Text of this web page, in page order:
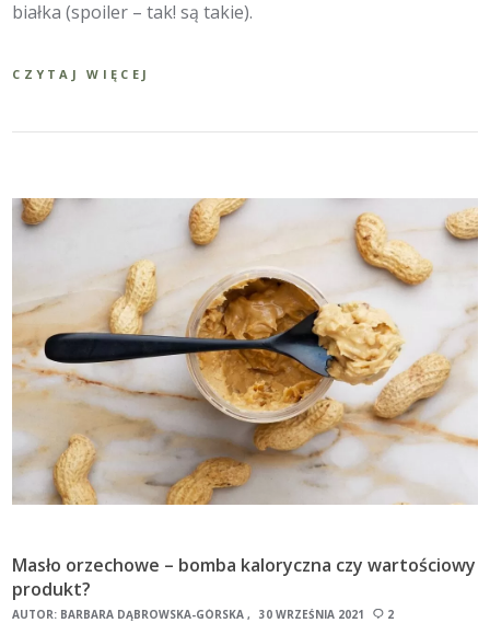
białka (spoiler – tak! są takie).
CZYTAJ WIĘCEJ
Masło orzechowe – bomba kaloryczna czy wartościowy
produkt?
AUTOR: BARBARA DĄBROWSKA-GÓRSKA 30 WRZEŚNIA 2021 2